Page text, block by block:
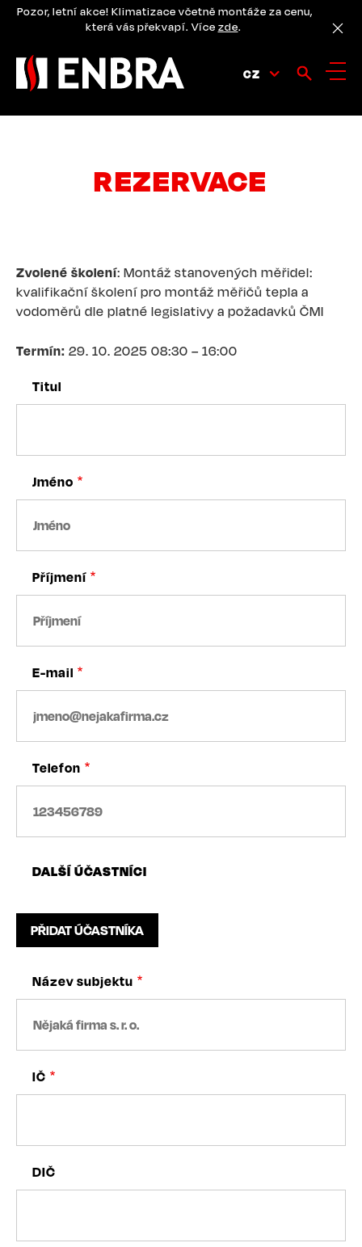
PřejítPozor, letní akce! Klimatizace včetně montáže za cenu,
která vás překvapí. Více zde.
CZ
REZERVACE
Zvolené školení: Montáž stanovených měřidel:
kvalifikační školení pro montáž měřičů tepla a
vodoměrů dle platné legislativy a požadavků ČMI
Termín: 29. 10. 2025 08:30 – 16:00
Titul
Jméno
Příjmení
E-mail
Telefon
DALŠÍ ÚČASTNÍCI
Název subjektu
IČ
DIČ